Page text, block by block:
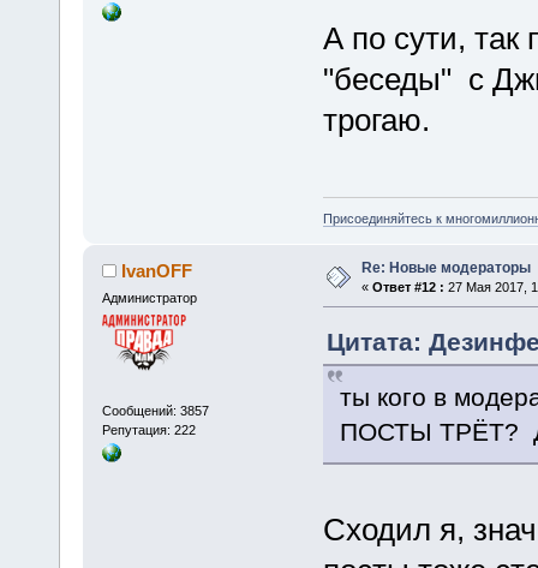
А по сути, так
"беседы" с
трогаю.
Присоединяйтесь к
IvanOFF
Администратор
Сообщений: 3857
Репутация: 222
Re: Новые модераторы
« Ответ #12 : 27 Мая 2017,
Цитата:
ты кого в
ПОСТЫ ТРЁТ?
Сходил я,